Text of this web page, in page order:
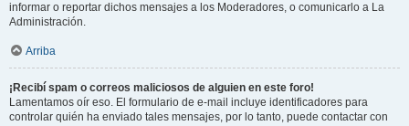
informar o reportar dichos mensajes a los Moderadores, o comunicarlo a La
Administración.
Arriba
¡Recibí spam o correos maliciosos de alguien en este foro!
Lamentamos oír eso. El formulario de e-mail incluye identificadores para
controlar quién ha enviado tales mensajes, por lo tanto, puede contactar con